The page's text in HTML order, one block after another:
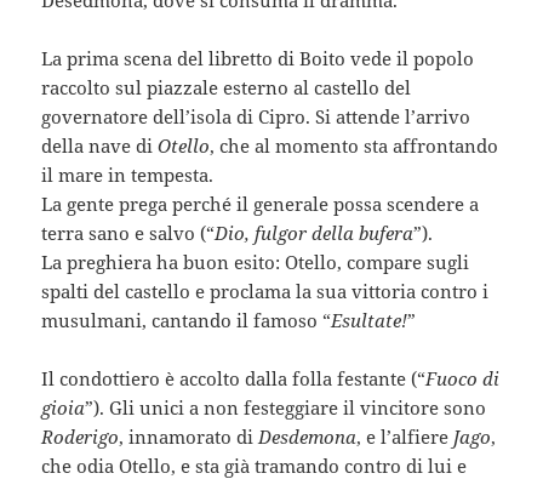
La prima scena del libretto di Boito vede il popolo
raccolto sul piazzale esterno al castello del
governatore dell’isola di Cipro. Si attende l’arrivo
della nave diOtello, che al momento sta affrontando
il mare in tempesta.
La gente prega perché il generale possa scendere a
terra sano e salvo (“Dio, fulgor della bufera”).
La preghiera ha buon esito: Otello, compare sugli
spalti del castello e proclama la sua vittoria contro i
musulmani, cantando il famoso “Esultate!”
Il condottiero è accolto dalla folla festante (“Fuoco di
gioia”). Gli unici a non festeggiare il vincitore sono
Roderigo, innamorato di Desdemona, e l’alfiere Jago,
che odia Otello, e sta già tramando contro di lui e